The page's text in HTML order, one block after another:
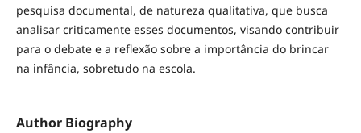
pesquisa documental, de natureza qualitativa, que busca
analisar criticamente esses documentos, visando contribuir
para o debate e a reflexão sobre a importância do brincar
na infância, sobretudo na escola.
Author Biography